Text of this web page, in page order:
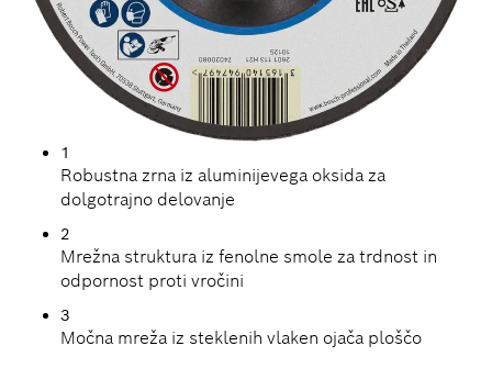
1
Robustna zrna iz aluminijevega oksida za
dolgotrajno delovanje
2
Mrežna struktura iz fenolne smole za trdnost in
odpornost proti vročini
3
Močna mreža iz steklenih vlaken ojača ploščo